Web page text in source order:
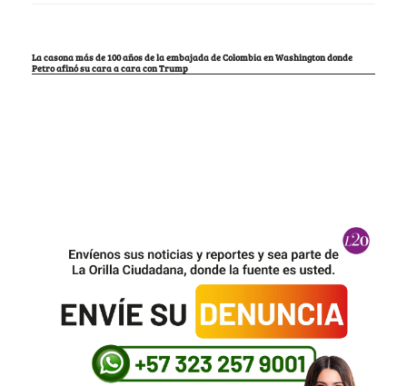
La casona más de 100 años de la embajada de Colombia en Washington donde
Petro afinó su cara a cara con Trump